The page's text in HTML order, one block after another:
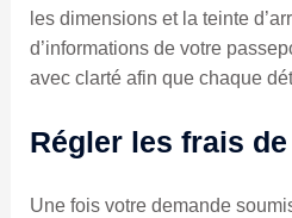
les dimensions et la teinte
d’informations de votre
avec clarté afin que chaque
Régler les frais
Une fois votre demande